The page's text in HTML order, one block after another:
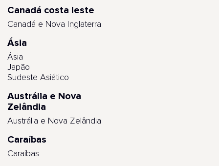
Canadá costa leste
Canadá e Nova Inglaterra
Ásia
Ásia
Japão
Sudeste Asiático
Austrália e Nova
Zelândia
Austrália e Nova Zelândia
Caraíbas
Caraíbas